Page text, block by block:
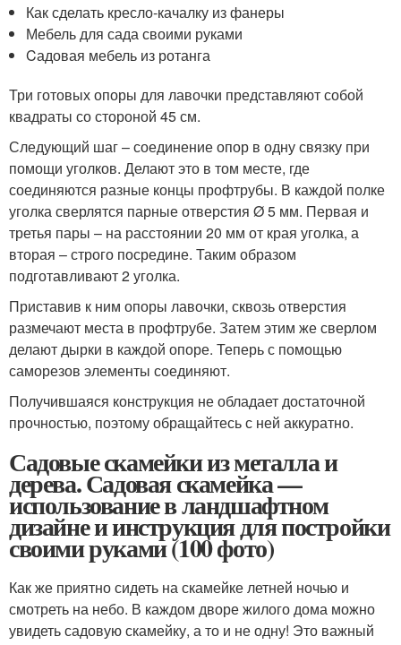
Как сделать кресло-качалку из фанеры
Мебель для сада своими руками
Cадовая мебель из ротанга
Три готовых опоры для лавочки представляют собой
квадраты со стороной 45 см.
Следующий шаг – соединение опор в одну связку при
помощи уголков. Делают это в том месте, где
соединяются разные концы профтрубы. В каждой полке
уголка сверлятся парные отверстия Ø 5 мм. Первая и
третья пары – на расстоянии 20 мм от края уголка, а
вторая – строго посредине. Таким образом
подготавливают 2 уголка.
Приставив к ним опоры лавочки, сквозь отверстия
размечают места в профтрубе. Затем этим же сверлом
делают дырки в каждой опоре. Теперь с помощью
саморезов элементы соединяют.
Получившаяся конструкция не обладает достаточной
прочностью, поэтому обращайтесь с ней аккуратно.
Садовые скамейки из металла и
дерева. Садовая скамейка —
использование в ландшафтном
дизайне и инструкция для постройки
своими руками (100 фото)
Как же приятно сидеть на скамейке летней ночью и
смотреть на небо. В каждом дворе жилого дома можно
увидеть садовую скамейку, а то и не одну! Это важный